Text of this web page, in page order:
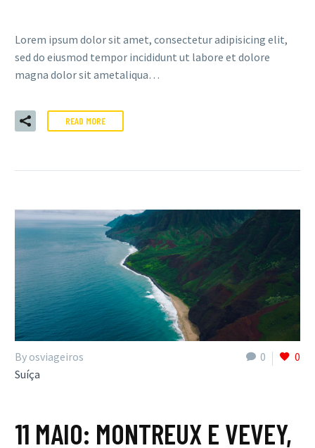
Lorem ipsum dolor sit amet, consectetur adipisicing elit,
sed do eiusmod tempor incididunt ut labore et dolore
magna dolor sit ametaliqua…
READ MORE
0 0
By osviageiros
Suíça
11 MAIO: MONTREUX E VEVEY,